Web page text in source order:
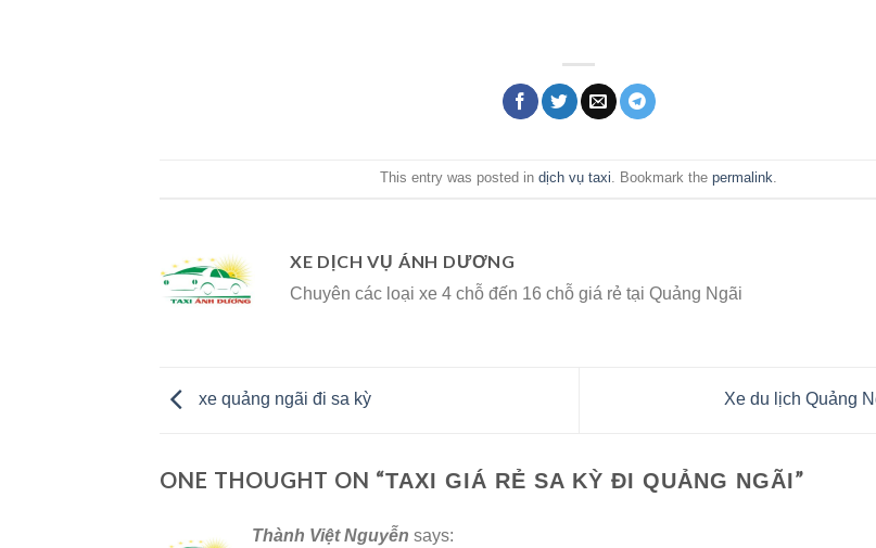
This entry was posted indịch vụ taxi. Bookmark thepermalink.
XE DỊCH VỤ ÁNH DƯƠNG
Chuyên các loại xe 4 chỗ đến 16 chỗ giá rẻ tại Quảng Ngãi
xe quảng ngãi đi sa kỳ Xe du lịch Quảng
ONE THOUGHT ON “TAXI GIÁ RẺ SA KỲ ĐI QUẢNG NGÃI”
Thành Việt Nguyễn says: